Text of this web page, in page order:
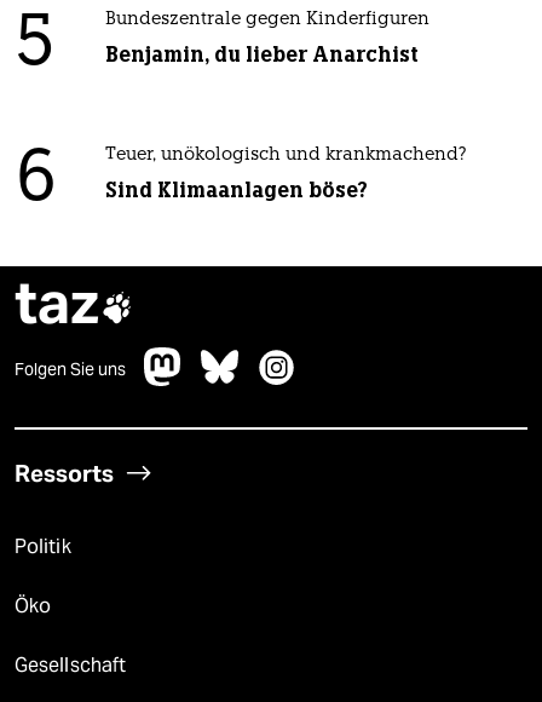
5 Bundeszentrale gegen Kinderfiguren
Benjamin, du lieber Anarchist
6 Teuer, unökologisch und krankmachend?
Sind Klimaanlagen böse?
taz
Folgen Sie uns
Ressorts
Politik
Öko
Gesellschaft